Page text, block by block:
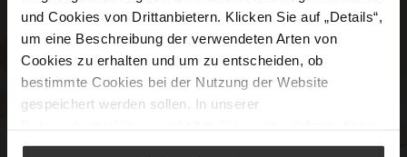
und Cookies von Drittanbietern. Klicken Sie auf „Details“,
um eine Beschreibung der verwendeten Arten von
Cookies zu erhalten und um zu entscheiden, ob
bestimmte Cookies bei der Nutzung der Website
gespeichert werden sollen. In unserer